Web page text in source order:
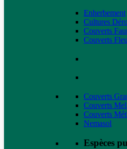
Enherbement
Cultures
Couverts
Couverts
Couverts
Couverts
Couverts
Nemasol
Espèces